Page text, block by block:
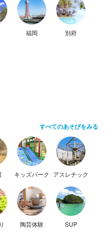
福岡 別府
すべてのあそびをみる
キッズパーク アスレチック
陶芸体験 SUP